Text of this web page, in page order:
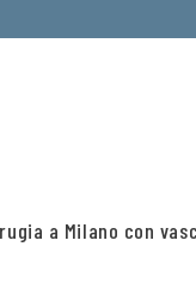
a Milano con